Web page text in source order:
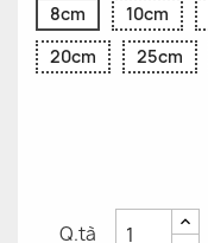
8cm 10cm
20cm
25cm
Q.tà